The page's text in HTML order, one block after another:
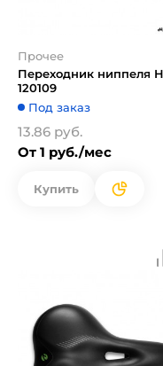
Прочее
Переходник ниппеля HW
120109
Под заказ
13.86 руб.
От 1 руб./мес
Купить